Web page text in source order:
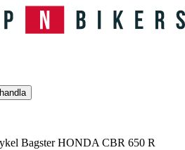
Bagster HONDA CBR 650 R